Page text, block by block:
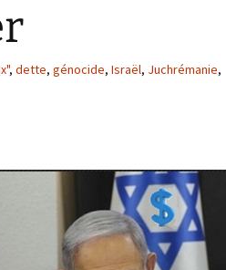
, dette, génocide, Israël, Juchrémanie,